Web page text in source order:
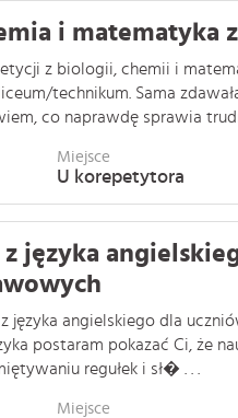
i matematyka
z biologii, chemii i
technikum. Sama
co naprawdę sprawia
Miejsce
U korepetytora
języka
języka angielskiego dla
postaram pokazać Ci, że
regułek i sł� . . .
Miejsce